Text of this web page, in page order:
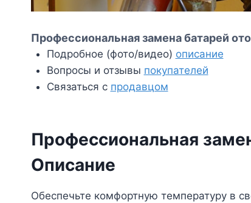
Профессиональная замена батарей
Подробное (фото/видео) описание
Вопросы и отзывы покупателей
Связаться с продавцом
Профессиональная
Описание
Обеспечьте комфортную температуру в